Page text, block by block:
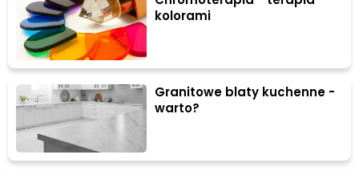
kolorami
Granitowe blaty kuchenne -
warto?